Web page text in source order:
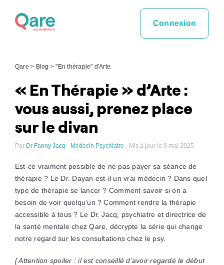
Connexion
Qare > Blog >"En thérapie" d'Arte
« En Thérapie » d’Arte :
vous aussi, prenez place
sur le divan
Par Dr Fanny Jacq · Médecin Psychiatre · Mis à jour le 9 mai 2025
Est-ce vraiment possible de ne pas payer sa séance de
thérapie ? Le Dr. Dayan est-il un vrai médecin ? Dans quel
type de thérapie se lancer ? Comment savoir si on a
besoin de voir quelqu’un ? Comment rendre la thérapie
accessible à tous ? Le Dr. Jacq, psychiatre et directrice de
la santé mentale chez Qare, décrypte la série qui change
notre regard sur les consultations chez le psy.
[ Attention spoiler : il est conseillé d’avoir regardé le début